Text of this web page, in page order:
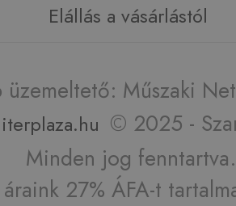
Elállás a vásárlástól
üzemeltető: Műszaki
© 2025 -
Minden jog fenntartva.
27% ÁFA-t